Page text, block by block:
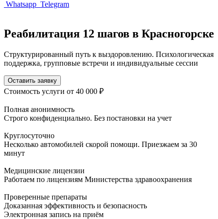
Whatsapp Telegram
Реабилитация 12 шагов в Красногорске
Структурированный путь к выздоровлению. Психологическая
поддержка, групповые встречи и индивидуальные сессии
Оставить заявку
Стоимость услуги от 40 000 ₽
Полная анонимность
Строго конфиденциально. Без постановки на учет
Круглосуточно
Несколько автомобилей скорой помощи. Приезжаем за 30
минут
Медицинские лицензии
Работаем по лицензиям Министерства здравоохранения
Проверенные препараты
Доказанная эффективность и безопасность
Электронная запись на приём